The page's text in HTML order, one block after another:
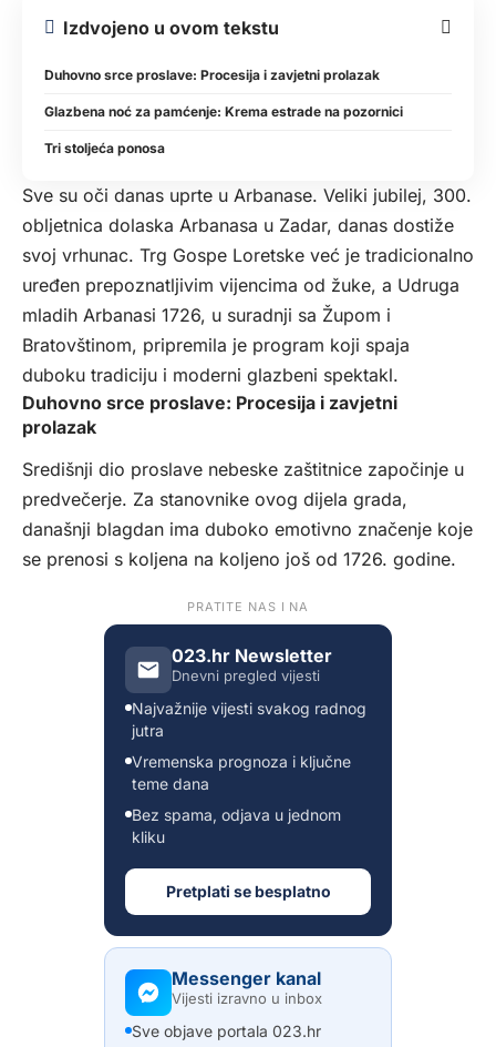
Izdvojeno u ovom tekstu
Duhovno srce proslave: Procesija i zavjetni prolazak
Glazbena noć za pamćenje: Krema estrade na pozornici
Tri stoljeća ponosa
Sve su oči danas uprte u Arbanase. Veliki jubilej, 300.
obljetnica dolaska Arbanasa u Zadar, danas dostiže
svoj vrhunac. Trg Gospe Loretske već je tradicionalno
uređen prepoznatljivim vijencima od žuke, a Udruga
mladih Arbanasi 1726, u suradnji sa Župom i
Bratovštinom, pripremila je program koji spaja
duboku tradiciju i moderni glazbeni spektakl.
Duhovno srce proslave: Procesija i zavjetni
prolazak
Središnji dio proslave nebeske zaštitnice započinje u
predvečerje. Za stanovnike ovog dijela grada,
današnji blagdan ima duboko emotivno značenje koje
se prenosi s koljena na koljeno još od 1726. godine.
PRATITE NAS I NA
023.hr Newsletter
Dnevni pregled vijesti
Najvažnije vijesti svakog radnog
jutra
Vremenska prognoza i ključne
teme dana
Bez spama, odjava u jednom
kliku
Pretplati se besplatno
Messenger kanal
Vijesti izravno u inbox
Sve objave portala 023.hr